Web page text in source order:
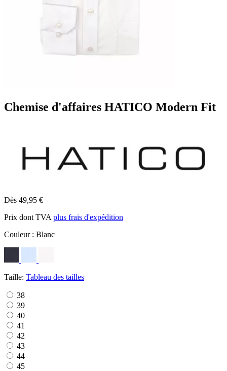
Chemise d'affaires HATICO Modern Fit
Dès 49,95 €
Prix dont TVA plus frais d'expédition
Couleur : Blanc
Taille: Tableau des tailles
38
39
40
41
42
43
44
45